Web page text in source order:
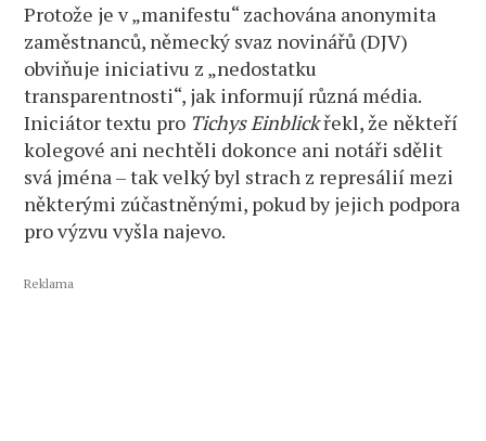
Protože je v „manifestu“ zachována anonymita
zaměstnanců, německý svaz novinářů (DJV)
obviňuje iniciativu z „nedostatku
transparentnosti“, jak informují různá média.
Iniciátor textu pro Tichys Einblickřekl, že někteří
kolegové ani nechtěli dokonce ani notáři sdělit
svá jména – tak velký byl strach z represálií mezi
některými zúčastněnými, pokud by jejich podpora
pro výzvu vyšla najevo.
Reklama